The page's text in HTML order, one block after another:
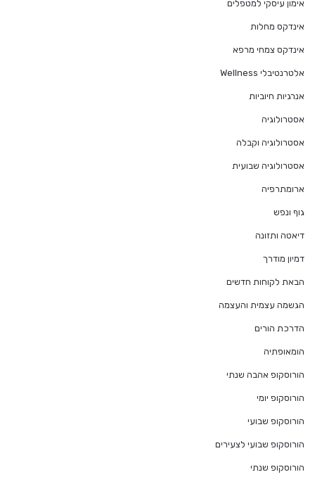
אימון עיסקי למטפלים
אינדקס מחלות
אינדקס צמחי מרפא
אלטרנטיבלי Wellness
אנרגיות חיוביות
אסטרולוגיה
אסטרולוגיה וקבלה
אסטרולוגיה שבועית
ארומתרפיה
גוף ונפש
דיאטה ותזונה
דמיון מודרך
הבאת לקוחות חדשים
הגשמה עצמית והעצמה
הדרכת הורים
הומאופתיה
הורוסקופ אהבה שנתי
הורוסקופ יומי
הורוסקופ שבועי
הורוסקופ שבועי לצעירים
הורוסקופ שנתי